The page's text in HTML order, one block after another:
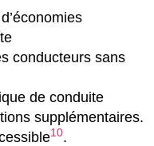
conducteurs sans
de conduite
supplémentaires.
10.